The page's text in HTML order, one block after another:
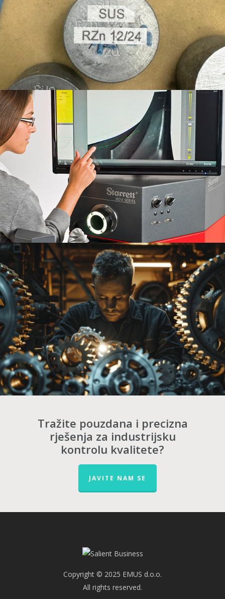
Tražite pouzdana i precizna
rješenja za industrijsku
kontrolu kvalitete?
JAVITE NAM SE
Copyright © 2025 EMUS d.o.o.
All rights reserved.